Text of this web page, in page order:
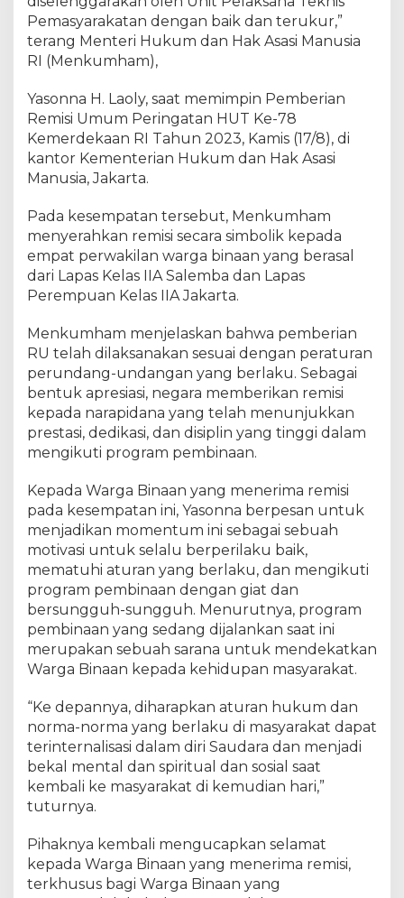
M
H
U
K
E
-
7
8
I
6
0
L
A
N
G
S
U
G
E
B
A
S
Pemasyarakatan dengan baik dan terukur,”
terang Menteri Hukum dan Hak Asasi Manusia
RI (Menkumham),
Yasonna H. Laoly, saat memimpin Pemberian
Remisi Umum Peringatan HUT Ke-78
Kemerdekaan RI Tahun 2023, Kamis (17/8), di
kantor Kementerian Hukum dan Hak Asasi
Manusia, Jakarta.
Pada kesempatan tersebut, Menkumham
menyerahkan remisi secara simbolik kepada
empat perwakilan warga binaan yang berasal
dari Lapas Kelas IIA Salemba dan Lapas
Perempuan Kelas IIA Jakarta.
Menkumham menjelaskan bahwa pemberian
RU telah dilaksanakan sesuai dengan peraturan
perundang-undangan yang berlaku. Sebagai
bentuk apresiasi, negara memberikan remisi
kepada narapidana yang telah menunjukkan
prestasi, dedikasi, dan disiplin yang tinggi dalam
mengikuti program pembinaan.
Kepada Warga Binaan yang menerima remisi
pada kesempatan ini, Yasonna berpesan untuk
menjadikan momentum ini sebagai sebuah
motivasi untuk selalu berperilaku baik,
mematuhi aturan yang berlaku, dan mengikuti
program pembinaan dengan giat dan
bersungguh-sungguh. Menurutnya, program
pembinaan yang sedang dijalankan saat ini
merupakan sebuah sarana untuk mendekatkan
Warga Binaan kepada kehidupan masyarakat.
“Ke depannya, diharapkan aturan hukum dan
norma-norma yang berlaku di masyarakat dapat
terinternalisasi dalam diri Saudara dan menjadi
bekal mental dan spiritual dan sosial saat
kembali ke masyarakat di kemudian hari,”
tuturnya.
Pihaknya kembali mengucapkan selamat
kepada Warga Binaan yang menerima remisi,
terkhusus bagi Warga Binaan yang